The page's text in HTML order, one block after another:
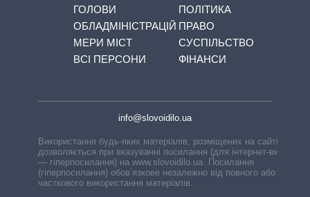
ГОЛОВИ
ОБЛАДМІНІСТРАЦІЙ
МЕРИ МІСТ
ВСІ ПЕРСОНИ
ПОЛІТИКА
ПРАВО
СУСПІЛЬСТВО
ФІНАНСИ
info@slovoidilo.ua
Використання будь-яких матеріалів, розміщених на сайті,
дозволяється при вказуванні посилання (для інтернет-видань
— гіперпосилання) на www.slovoidilo.ua. Посилання
(гіперпосилання) обов’язкове незалежно від повного або
часткового використання матеріалів.